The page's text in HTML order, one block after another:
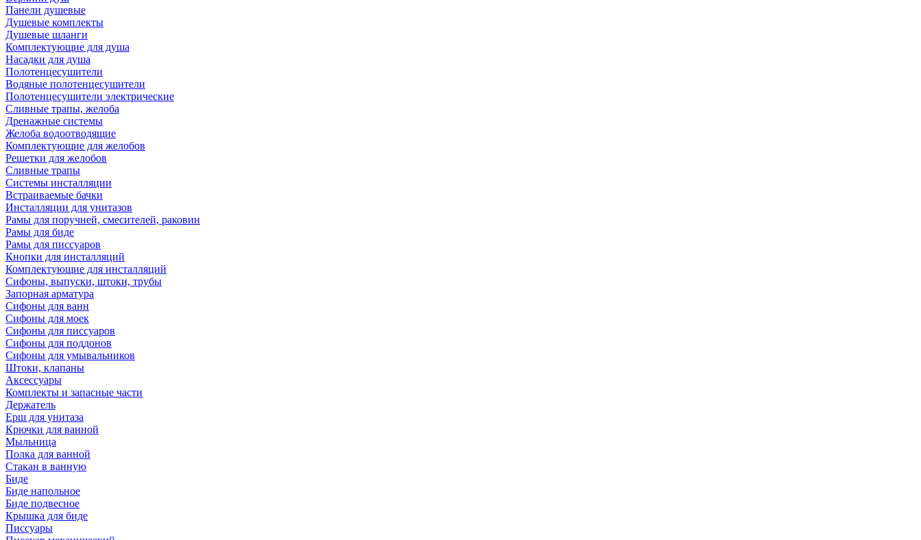
Панели душевые
Душевые комплекты
Душевые шланги
Комплектующие для душа
Насадки для душа
Полотенцесушители
Водяные полотенцесушители
Полотенцесушители электрические
Сливные трапы, желоба
Дренажные системы
Желоба водоотводящие
Комплектующие для желобов
Решетки для желобов
Сливные трапы
Системы инсталляции
Встраиваемые бачки
Инсталляции для унитазов
Рамы для поручней, смесителей, раковин
Рамы для биде
Рамы для писсуаров
Кнопки для инсталляций
Комплектующие для инсталляций
Сифоны, выпуски, штоки, трубы
Запорная арматура
Сифоны для ванн
Сифоны для моек
Сифоны для писсуаров
Сифоны для поддонов
Сифоны для умывальников
Штоки, клапаны
Аксессуары
Комплекты и запасные части
Держатель
Ерш для унитаза
Крючки для ванной
Мыльница
Полка для ванной
Стакан в ванную
Биде
Биде напольное
Биде подвесное
Крышка для биде
Писсуары